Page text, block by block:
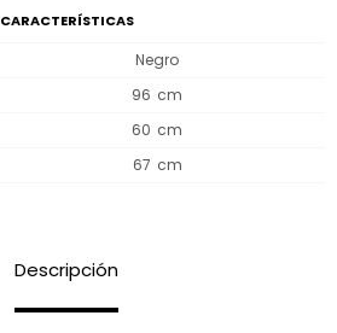
CARACTERÍSTICAS
Negro
96
60
67
Descripción